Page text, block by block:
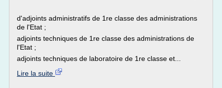
d'adjoints administratifs de 1re classe des administrations
de l'Etat ;
adjoints techniques de 1re classe des administrations de
l'Etat ;
adjoints techniques de laboratoire de 1re classe et...
Lire la suite